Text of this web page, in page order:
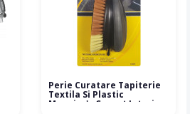
Perie Curatare Tapiterie
Textila Si Plastic
Meguiar's Carpet Interior